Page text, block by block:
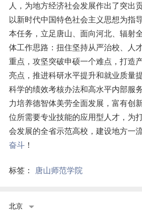
人，为地方经济社会发展作出了突出
以新时代中国特色社会主义思想为指
本任务，立足唐山、面向河北、辐射
体工作思路：扭住坚持从严治校、人
重点，攻坚突破申硕一个难点，打造
亮点，推进科研水平提升和就业质量
科学的绩效考核办法和高水平内部服
力培养德智体美劳全面发展，富有创
位所需要专业技能的应用型人才，为
会发展的全省示范高校，建设地方一
奋斗！
标签： 唐山师范学院
北京